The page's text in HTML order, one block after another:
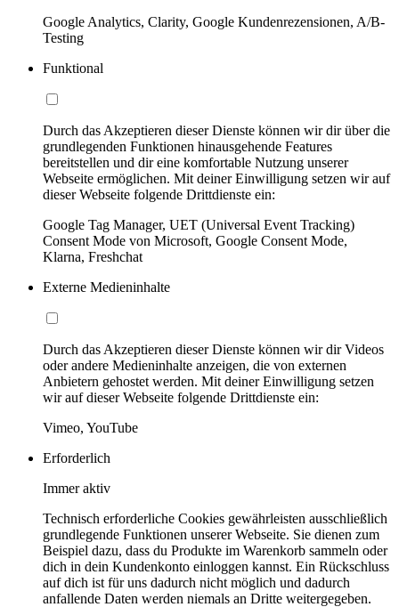
Google Analytics, Clarity, Google Kundenrezensionen, A/B-
Testing
Funktional
Durch das Akzeptieren dieser Dienste können wir dir über die
grundlegenden Funktionen hinausgehende Features
bereitstellen und dir eine komfortable Nutzung unserer
Webseite ermöglichen. Mit deiner Einwilligung setzen wir auf
dieser Webseite folgende Drittdienste ein:
Google Tag Manager, UET (Universal Event Tracking)
Consent Mode von Microsoft, Google Consent Mode,
Klarna, Freshchat
Externe Medieninhalte
Durch das Akzeptieren dieser Dienste können wir dir Videos
oder andere Medieninhalte anzeigen, die von externen
Anbietern gehostet werden. Mit deiner Einwilligung setzen
wir auf dieser Webseite folgende Drittdienste ein:
Vimeo, YouTube
Erforderlich
Immer aktiv
Technisch erforderliche Cookies gewährleisten ausschließlich
grundlegende Funktionen unserer Webseite. Sie dienen zum
Beispiel dazu, dass du Produkte im Warenkorb sammeln oder
dich in dein Kundenkonto einloggen kannst. Ein Rückschluss
auf dich ist für uns dadurch nicht möglich und dadurch
anfallende Daten werden niemals an Dritte weitergegeben.